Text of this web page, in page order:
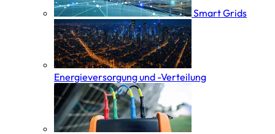
Smart Grids
Energieversorgung und -Verteilung